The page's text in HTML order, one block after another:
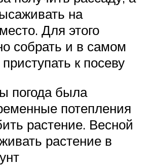
на
Для этого
собрать и в самом
к посеву
погода была
потепления
растение. Весной
растение в